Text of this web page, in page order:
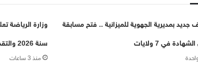
جديد بمديرية الجهوية للميزانية .. فتح مسابقة
في 7 ولايات
وزارة الرياضة
سنة 2026 والتقديم من هنا
منذ 3 ساعات